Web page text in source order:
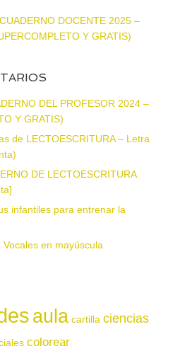
DOCENTE 2025 –
Y GRATIS)
DEL PROFESOR 2024 –
Y GRATIS)
de LECTOESCRITURA – Letra
DE LECTOESCRITURA
infantiles para entrenar la
en mayúscula
aula cartilla ciencias
colorear